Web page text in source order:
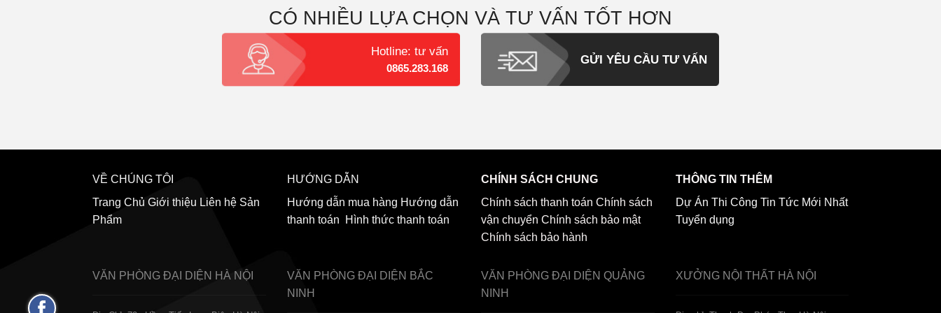
CÓ NHIỀU LỰA CHỌN VÀ TƯ VẤN TỐT HƠN
Hotline: tư vấn
0865.283.168
GỬI YÊU CẦU TƯ VẤN
VỀ CHÚNG TÔI
Trang Chủ Giới thiệu Liên hệ Sản
Phẩm
HƯỚNG DẪN
Hướng dẫn mua hàng Hướng dẫn
thanh toán
Hình thức thanh toán
CHÍNH SÁCH CHUNG
Chính sách thanh toán Chính sách
vận chuyển Chính sách bảo mật
Chính sách bảo hành
THÔNG TIN THÊM
Dự Án Thi Công Tin Tức Mới Nhất
Tuyển dụng
VĂN PHÒNG ĐẠI DIỆN HÀ NỘI VĂN PHÒNG ĐẠI DIỆN BẮC
NINH
VĂN PHÒNG ĐẠI DIỆN QUẢNG
NINH
XƯỞNG NỘI THẤT HÀ NỘI
Fanpage